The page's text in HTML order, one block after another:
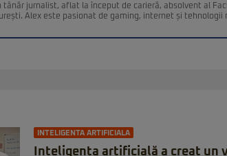
tânăr jurnalist, aflat la început de carieră, absolvent al
Alex este pasionat de gaming, internet și tehnologii
INTELIGENTA ARTIFICIALA
Inteligența artificială a creat un